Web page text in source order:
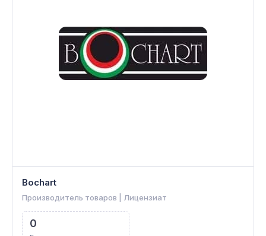
Bochart
Производитель товаров | Лицензиат
0